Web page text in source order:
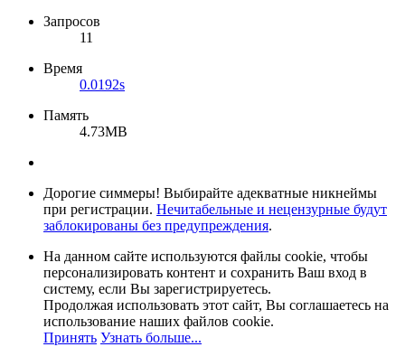
Запросов
11
Время
0.0192s
Память
4.73MB
Дорогие симмеры! Выбирайте адекватные никнеймы
при регистрации. Нечитабельные и нецензурные будут
заблокированы без предупреждения.
На данном сайте используются файлы cookie, чтобы
персонализировать контент и сохранить Ваш вход в
систему, если Вы зарегистрируетесь.
Продолжая использовать этот сайт, Вы соглашаетесь на
использование наших файлов cookie.
Принять Узнать больше...